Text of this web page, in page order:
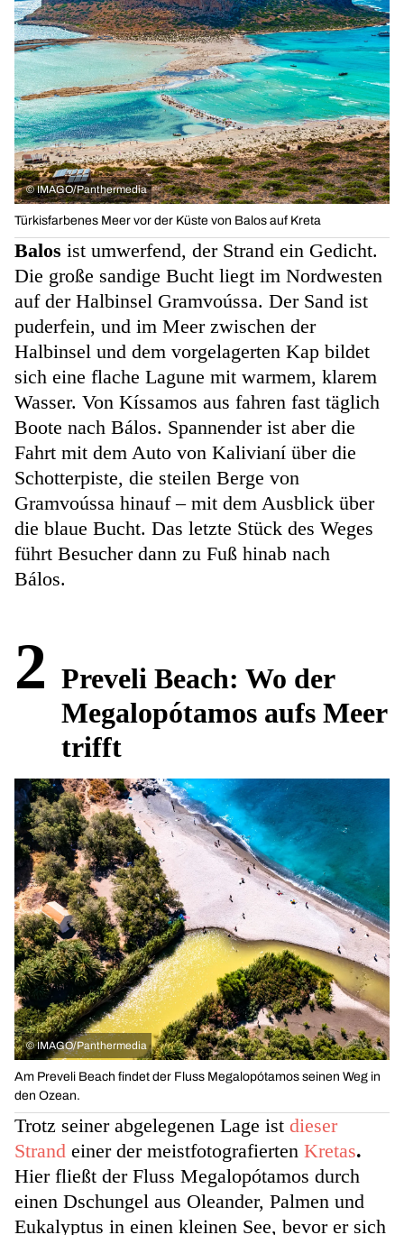
© IMAGO/Panthermedia
Türkisfarbenes Meer vor der Küste von Balos auf Kreta
Balos ist umwerfend, der Strand ein Gedicht.
Die große sandige Bucht liegt im Nordwesten
auf der Halbinsel Gramvoússa. Der Sand ist
puderfein, und im Meer zwischen der
Halbinsel und dem vorgelagerten Kap bildet
sich eine flache Lagune mit warmem, klarem
Wasser. Von Kíssamos aus fahren fast täglich
Boote nach Bálos. Spannender ist aber die
Fahrt mit dem Auto von Kalivianí über die
Schotterpiste, die steilen Berge von
Gramvoússa hinauf – mit dem Ausblick über
die blaue Bucht. Das letzte Stück des Weges
führt Besucher dann zu Fuß hinab nach
Bálos.
2 Preveli Beach: Wo der
Megalopótamos aufs Meer
trifft
© IMAGO/Panthermedia
Am Preveli Beach findet der Fluss Megalopótamos seinen Weg in
den Ozean.
Trotz seiner abgelegenen Lage ist dieser
Strand einer der meistfotografierten Kretas.
Hier fließt der Fluss Megalopótamos durch
einen Dschungel aus Oleander, Palmen und
Eukalyptus in einen kleinen See, bevor er sich